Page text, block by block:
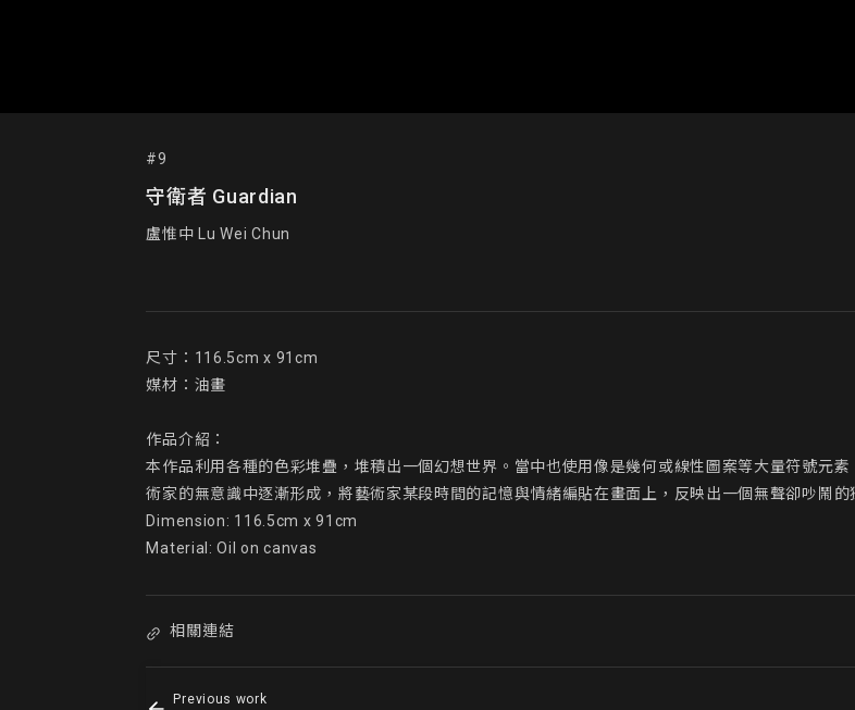
#9
守衛者 Guardian
盧惟中 Lu Wei Chun
尺寸：116.5cm x 91cm
媒材：油畫
作品介紹：
本作品利用各種的色彩堆疊，堆積出一個幻想世界。當中也使用像是幾何或線性圖案等大量符號元
術家的無意識中逐漸形成，將藝術家某段時間的記憶與情緒編貼在畫面上，反映出一個無聲卻吵鬧的
Dimension: 116.5cm x 91cm
Material: Oil on canvas
相關連結
Previous work